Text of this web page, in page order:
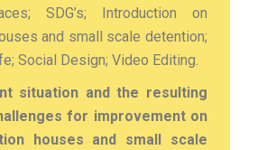
SDG’s; Introduction on
and small scale detention;
Social Design; Video Editing.
situation and the resulting
for improvement on
houses and small scale